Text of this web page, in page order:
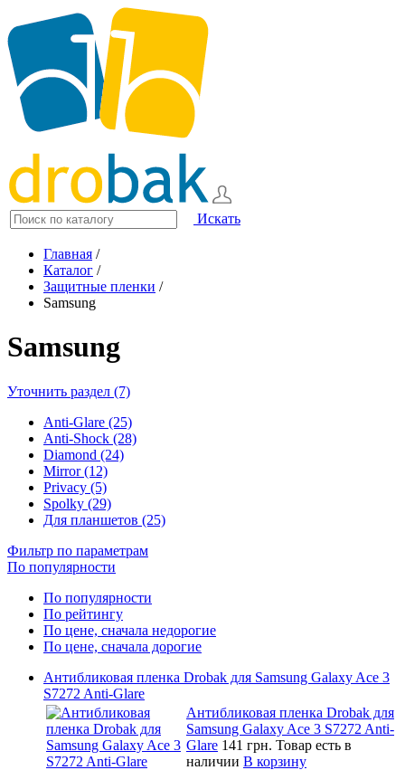
Искать
Главная /
Каталог /
Защитные пленки /
Samsung
Samsung
Уточнить раздел (7)
Anti-Glare (25)
Anti-Shock (28)
Diamond (24)
Mirror (12)
Privacy (5)
Spolky (29)
Для планшетов (25)
Фильтр по параметрам
По популярности
По популярности
По рейтингу
По цене, сначала недорогие
По цене, сначала дорогие
Антибликовая пленка Drobak для Samsung Galaxy Ace 3
S7272 Anti-Glare
Антибликовая пленка Drobak для
Samsung Galaxy Ace 3 S7272 Anti-
Glare 141 грн. Товар есть в
наличии В корзину